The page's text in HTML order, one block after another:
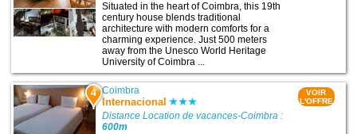
Situated in the heart of Coimbra, this 19th
century house blends traditional
architecture with modern comforts for a
charming experience. Just 500 meters
away from the Unesco World Heritage
University of Coimbra ...
4 Coimbra
Internacional
Distance Location de vacances-Coimbra :
600m
VOIR
L'OFFRE